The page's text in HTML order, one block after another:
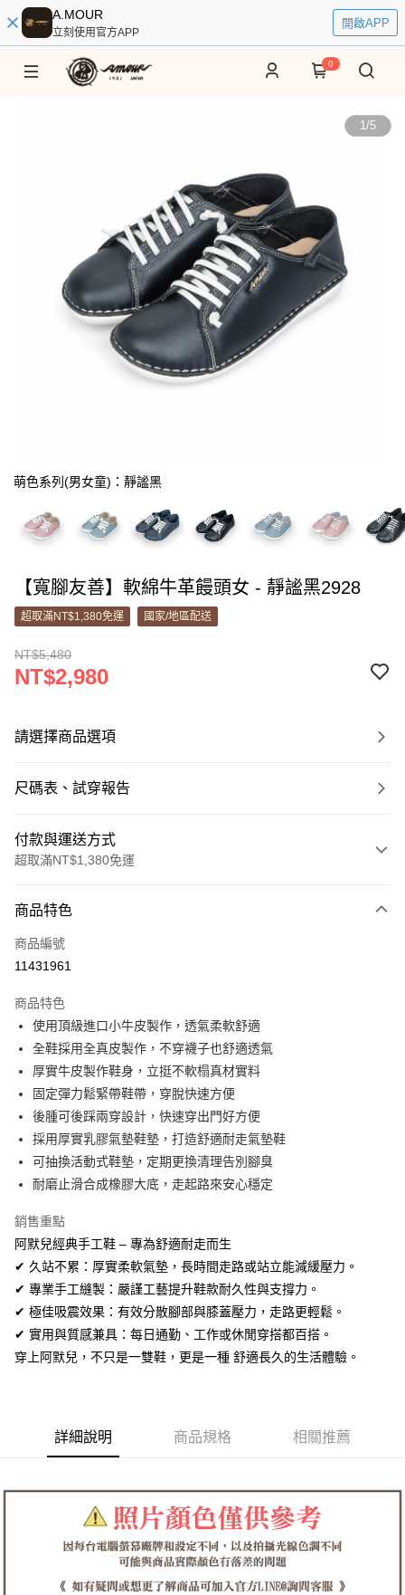
A.MOUR
立刻使用官方APP
開啟APP
0
1/5
萌色系列(男女童)：靜謐黑
【寬腳友善】軟綿牛革饅頭女 - 靜謐黑2928
超取滿NT$1,380免運 國家/地區配送
NT$5,480
NT$2,980
請選擇商品選項
尺碼表、試穿報告
付款與運送方式
超取滿NT$1,380免運
信用卡一次付款
信用卡分期付款
合作金庫商業銀行
華南商業銀行
彰化商業銀行
上海商業儲蓄銀行
台北富邦商業銀行
國泰世華商業銀行
兆豐國際商業銀行
臺灣中小企業銀行
台中商業銀行
匯豐（台灣）商業銀行
華泰商業銀行
聯邦商業銀行
遠東國際商業銀行
元大商業銀行
永豐商業銀行
玉山商業銀行
星展（台灣）商業銀行
台新國際商業銀行
中國信託商業銀行
超商取貨付款
LINE Pay
Apple Pay
街口支付
Google Pay
全盈+PAY
AFTEE先享後付
相關說明
【關於「AFTEE先享後付」】
AFTEE先享後付是「在收到商品之後才付款」的支付方式。 讓您購物簡單
便利好安心！
１．簡單：不需註冊會員、不需綁卡、不需儲值。
２．便利：只要手機號碼，簡訊認證，即可結帳。
結帳頁面，進行簡訊認證並確認金額後，即可完成結帳。
２．訂單成立數日內，您將收到繳費通知簡訊。
ATM／網路銀行／等多元方式進行付款，方視為交易完成。
※ 請注意：結帳手續完成當下不需立刻繳費，但若您需要取消訂單，請聯絡
購買商品的店家。未經商家同意取消之訂單仍視為有效，需透過AFTEE先享
後付繳納相關費用。
※ 交易是否成功請以「AFTEE先享後付 」之結帳頁面顯示為準，若有關於
客戶支援中心」https://netprotections.freshdesk.com/support/home
ATM付款
運送方式
付款後全家取貨
每筆NT$60，滿NT$1,380(含以上)免運費
付款後7-11取貨
每筆NT$60，滿NT$1,380(含以上)免運費
商品特色
商品編號
11431961
商品特色
使用頂級進口小牛皮製作，透氣柔軟舒適
全鞋採用全真皮製作，不穿襪子也舒適透氣
厚實牛皮製作鞋身，立挺不軟榻真材實料
固定彈力鬆緊帶鞋帶，穿脫快速方便
後腫可後踩兩穿設計，快速穿出門好方便
採用厚實乳膠氣墊鞋墊，打造舒適耐走氣墊鞋
可抽換活動式鞋墊，定期更換清理告別腳臭
耐磨止滑合成橡膠大底，走起路來安心穩定
銷售重點
阿默兒經典手工鞋 – 專為舒適耐走而生
✔ 久站不累：厚實柔軟氣墊，長時間走路或站立能減緩壓力。
✔ 專業手工縫製：嚴謹工藝提升鞋款耐久性與支撐力。
✔ 極佳吸震效果：有效分散腳部與膝蓋壓力，走路更輕鬆。
✔ 實用與質感兼具：每日通勤、工作或休閒穿搭都百搭。
穿上阿默兒，不只是一雙鞋，更是一種 舒適長久的生活體驗。
詳細說明 商品規格 相關推薦